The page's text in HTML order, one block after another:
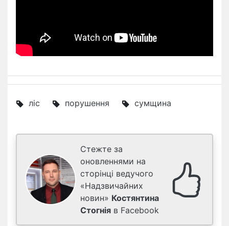
ліс порушення сумщина
Стежте за
оновленнями на
сторінці ведучого
«Надзвичайних
новин» Костянтина
Стогнія в Facebook